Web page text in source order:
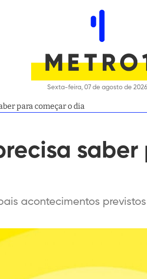
Sexta-feira, 07 de agosto de 2026
para começar o dia
acontecimentos